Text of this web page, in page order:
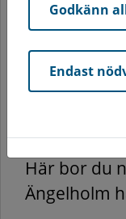
Här bor du
Ängelholm
Godkänn
Endast